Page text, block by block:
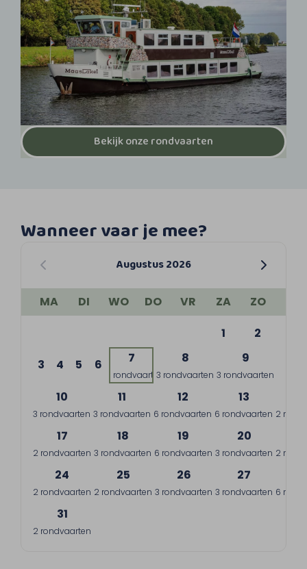
Bekijk onze rondvaarten
Wanneer vaar je mee?
Augustus 2026
MA DI WO DO VR ZA
ZO
1
2
3 4 5 6 7
1 rondvaart
8
3 rondvaarten
9
3 rondvaarten
10
3 rondvaarten
11
3 rondvaarten
12
6 rondvaarten
13
6 rondvaarten 2
17
2 rondvaarten
18
3 rondvaarten
19
6 rondvaarten
20
3 rondvaarten 2
24
2 rondvaarten
25
2 rondvaarten
26
3 rondvaarten
27
3 rondvaarten 6
31
2 rondvaarten